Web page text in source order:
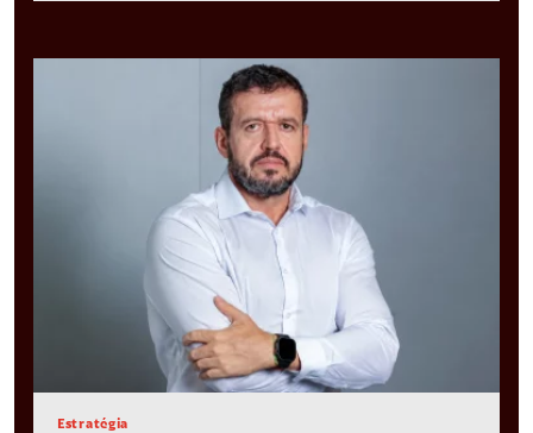
Estratégia